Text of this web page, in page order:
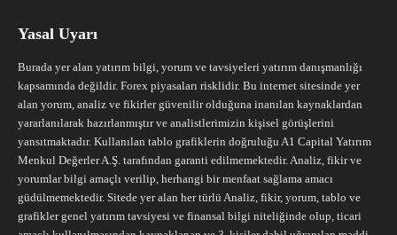
Yasal Uyarı
Burada yer alan yatırım bilgi, yorum ve tavsiyeleri yatırım danışmanlığı
kapsamında değildir. Forex piyasaları risklidir. Bu internet sitesinde yer
alan yorum, analiz ve fikirler güvenilir olduğuna inanılan kaynaklardan
yararlanılarak hazırlanmıştır ve analistlerimizin kişisel görüşlerini
yansıtmaktadır. Kullanılan tablo grafiklerin doğruluğu A1 Capital Yatırım
Menkul Değerler A.Ş. tarafından garanti edilmemektedir. Analiz, fikir ve
yorumlar bilgi amaçlı verilip, herhangi bir menfaat sağlama amacı
güdülmemektedir. Sitede yer alan her türlü Analiz, fikir, yorum, tablo ve
grafikler genel yatırım tavsiyesi ve finansal bilgi niteliğinde olup, ticari